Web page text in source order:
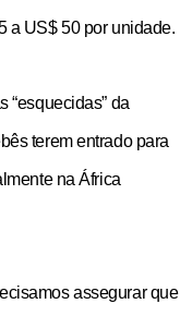
a US$ 50 por unidade.
“esquecidas” da
terem entrado para
na África
assegurar que